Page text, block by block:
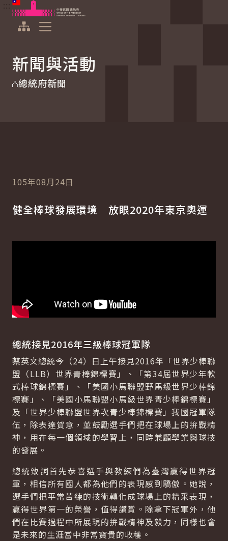
跳到主要內容
中華民國總統府
新聞與活動
總統府新聞
105年08月24日
健全棒球發展環境 放眼2020年東京奧運
總統接見2016年三級棒球冠軍隊
蔡英文總統今（24）日上午接見2016年「世界少棒聯
盟（LLB）世界青棒錦標賽」、「第34屆世界少年軟
式棒球錦標賽」、「美國小馬聯盟野馬級世界少棒錦
標賽」、「美國小馬聯盟小馬級世界青少棒錦標賽」
及「世界少棒聯盟世界次青少棒錦標賽」我國冠軍隊
伍，除表達賀意，並鼓勵選手們把在球場上的拚戰精
神，用在每一個領域的學習上，同時兼顧學業與球技
的發展。
總統致詞首先恭喜選手與教練們為臺灣贏得世界冠
軍，相信所有國人都為他們的表現感到驕傲。她說，
選手們把平常苦練的技術轉化成球場上的精采表現，
贏得世界第一的榮譽，值得讚賞。除拿下冠軍外，他
們在比賽過程中所展現的拚戰精神及毅力，同樣也會
是未來的生涯當中非常寶貴的收穫。